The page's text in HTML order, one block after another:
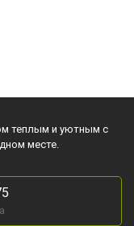
теплым и уютным с
месте.